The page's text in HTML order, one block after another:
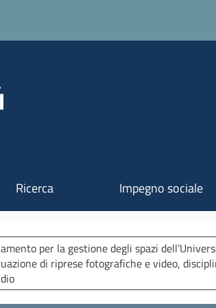
Ricerca Impegno sociale
per la gestione degli spazi
di riprese fotografiche e video,